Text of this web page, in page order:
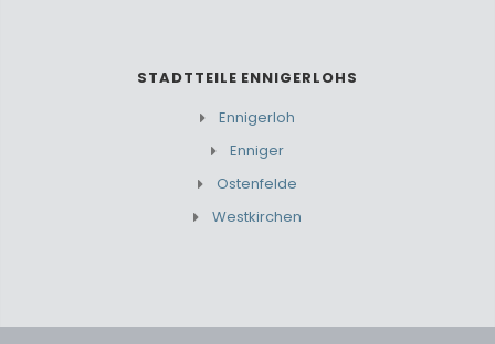
STADTTEILE ENNIGERLOHS
Ennigerloh
Enniger
Ostenfelde
Westkirchen